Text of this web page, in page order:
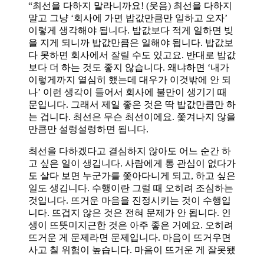
“최선을 다하지 말라니까요! (웃음) 최선을 다하지
말고 그냥 ‘회사에 가면 밥값만큼만 일하고 오자’
이렇게 생각해야 됩니다. 밥값보다 적게 일하면 빚
을 지게 되니까 밥값만큼은 일해야 됩니다. 밥값보
다 못하면 회사에서 잘릴 수도 있고요. 반대로 밥값
보다 더 하는 것도 좋지 않습니다. 왜냐하면 ‘내가
이렇게까지 열심히 했는데 대우가 이것밖에 안 되
나’ 이런 생각이 들어서 회사에 불만이 생기기 때
문입니다. 그래서 제일 좋은 것은 딱 밥값만큼만 하
는 겁니다. 최선은 무슨 최선이에요. 쫓겨나지 않을
만큼만 설렁설렁하면 됩니다.
최선을 다하겠다고 결심하지 않아도 어느 순간 하
고 싶은 일이 생깁니다. 사람에게 통 관심이 없다가
도 살다 보면 누군가를 쫓아다니게 되고, 하고 싶은
일도 생깁니다. 수행이란 그럴 때 오히려 조심하는
것입니다. 뜨거운 마음을 진정시키는 것이 수행입
니다. 뜨겁지 않은 것은 전혀 문제가 안 됩니다. 인
생이 뜨뜻미지근한 것은 아주 좋은 거예요. 오히려
뜨거운 게 문제라면 문제입니다. 마음이 뜨거우면
사고 칠 위험이 높습니다. 마음이 뜨거운 게 잘못됐